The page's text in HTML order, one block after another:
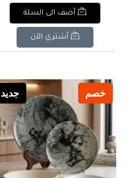
piece porcelain dinner
set
أضف الى السلة
أشتري الآن
خصم جديد